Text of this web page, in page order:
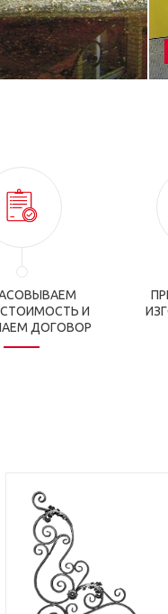
И
ДОГОВОР